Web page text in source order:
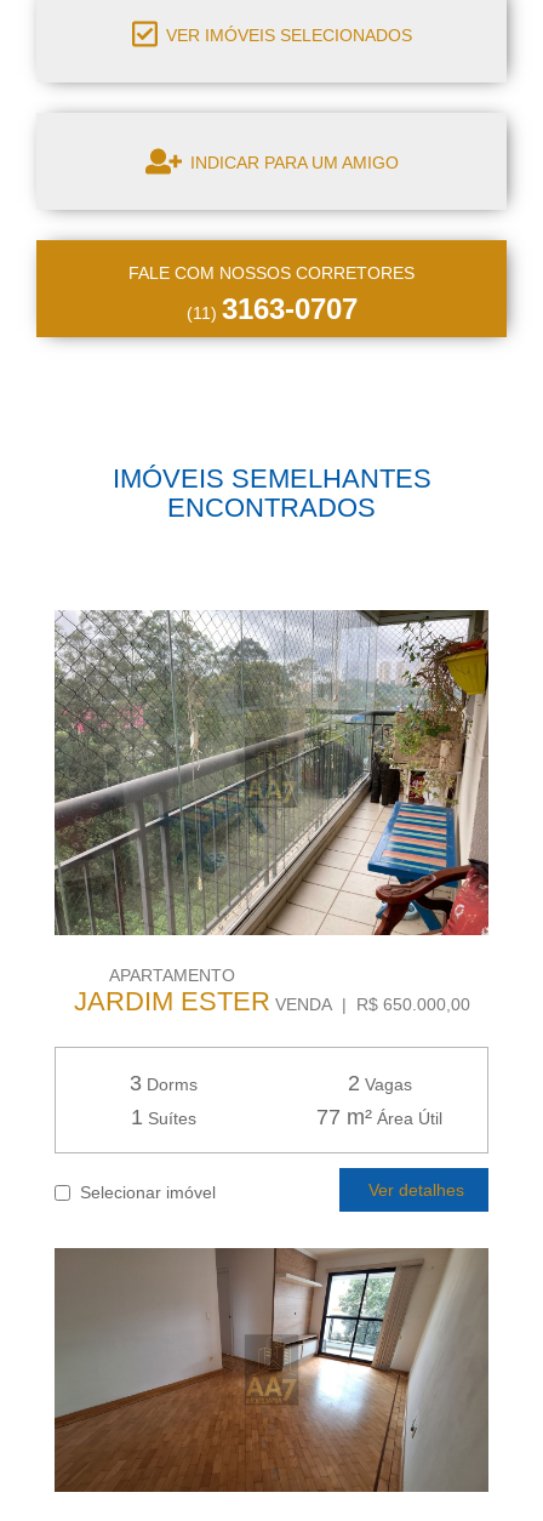
VER IMÓVEIS SELECIONADOS
INDICAR PARA UM AMIGO
FALE COM NOSSOS CORRETORES
(11) 3163-0707
IMÓVEIS SEMELHANTES
ENCONTRADOS
APARTAMENTO
JARDIM ESTER VENDA | R$ 650.000,00
3 Dorms 2 Vagas
1 Suítes 77 m² Área Útil
Selecionar imóvel Ver detalhes